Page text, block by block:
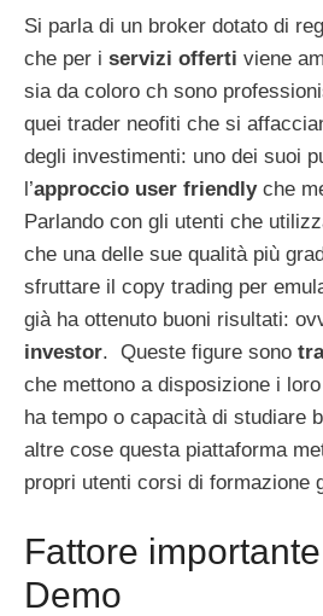
Si parla di un broker dotato di
che per i servizi offerti viene
sia da coloro ch sono
quei trader neofiti che si
degli investimenti: uno dei suoi
l’approccio user friendlyche
Parlando con gli utenti che
che una delle sue qualità più
sfruttare il copy trading per
già ha ottenuto buoni risultati:
investor. Queste figure sono
che mettono a disposizione i
ha tempo o capacità di studiare
altre cose questa piattaforma
propri utenti corsi di formazione
Fattore
Demo